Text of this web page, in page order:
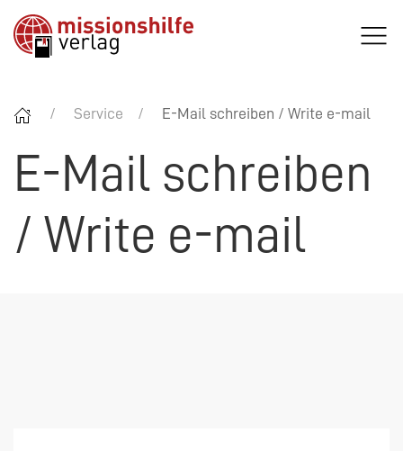
Service E-Mail schreiben / Write e-mail
E-Mail schreiben
/ Write e-mail